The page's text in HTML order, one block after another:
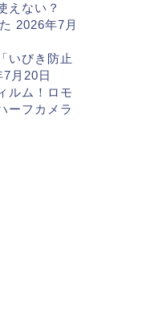
えない？
2026年7月
いびき防止
7月20日
ルム！ロモ
ーフカメラ